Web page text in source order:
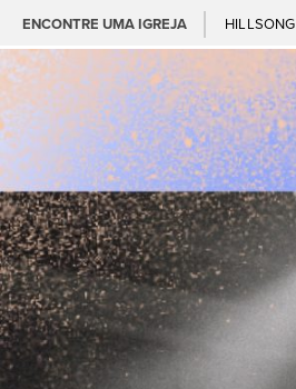
ENCONTRE UMA IGREJA HILLSONG